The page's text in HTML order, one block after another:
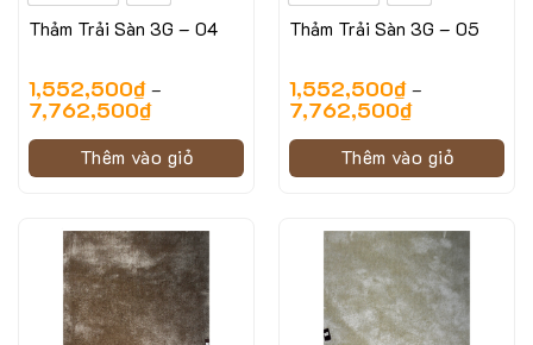
Thảm Trải Sàn 3G – 04
1,552,500₫–
7,762,500₫
Thêm vào giỏ
Thảm Trải Sàn 3G – 05
1,552,500₫–
7,762,500₫
Thêm vào giỏ